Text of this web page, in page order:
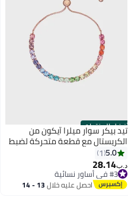
أفضل المنتجات
تيد بيكر سوار ميلرا آيكون من
الكريستال مع قطعة متحركة لضبط
المقاس
5.0
1
د.ب‏28.14
#3 في أساور نسائية
#3 في أساور نسائية احصل عليه خلال 13 - 14